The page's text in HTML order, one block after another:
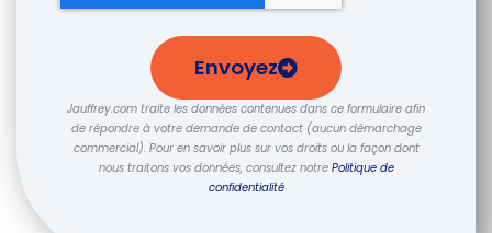
Envoyez
Jauffrey.com traite les données contenues dans ce formulaire afin
de répondre à votre demande de contact (aucun démarchage
commercial). Pour en savoir plus sur vos droits ou la façon dont
nous traitons vos données, consultez notre Politique de
confidentialité